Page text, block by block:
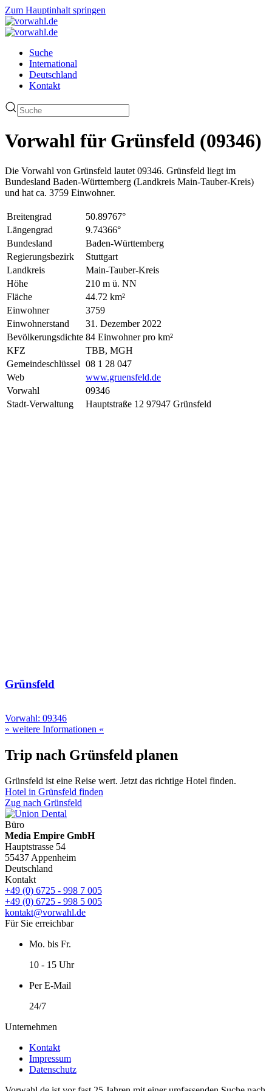
Zum Hauptinhalt springen
Suche
International
Deutschland
Kontakt
Vorwahl für Grünsfeld (09346)
Die Vorwahl von Grünsfeld lautet 09346. Grünsfeld liegt im
Bundesland Baden-Württemberg (Landkreis Main-Tauber-Kreis)
und hat ca. 3759 Einwohner.
Breitengrad
50.89767°
Längengrad
9.74366°
Bundesland
Baden-Württemberg
Regierungsbezirk
Stuttgart
Landkreis
Main-Tauber-Kreis
Höhe
210 m ü. NN
Fläche
44.72 km²
Einwohner
3759
Einwohnerstand
31. Dezember 2022
Bevölkerungsdichte 84 Einwohner pro km²
KFZ
TBB, MGH
Gemeindeschlüssel 08 1 28 047
Web
www.gruensfeld.de
Vorwahl
09346
Stadt-Verwaltung
Hauptstraße 12 97947 Grünsfeld
Grünsfeld
Vorwahl: 09346
» weitere Informationen «
Trip nach Grünsfeld planen
Grünsfeld ist eine Reise wert. Jetzt das richtige Hotel finden.
Hotel in Grünsfeld finden
Zug nach Grünsfeld
Büro
Media Empire GmbH
Hauptstrasse 54
55437 Appenheim
Deutschland
Kontakt
+49 (0) 6725 - 998 7 005
+49 (0) 6725 - 998 5 005
kontakt@vorwahl.de
Für Sie erreichbar
Mo. bis Fr.
10 - 15 Uhr
Per E-Mail
24/7
Unternehmen
Kontakt
Impressum
Datenschutz